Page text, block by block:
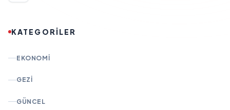
KATEGORİLER
EKONOMI
GEZI
GÜNCEL